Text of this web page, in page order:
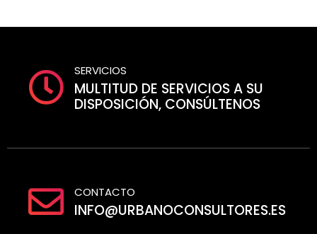
SERVICIOS
MULTITUD DE SERVICIOS A SU
DISPOSICIÓN, CONSÚLTENOS
CONTACTO
INFO@URBANOCONSULTORES.ES